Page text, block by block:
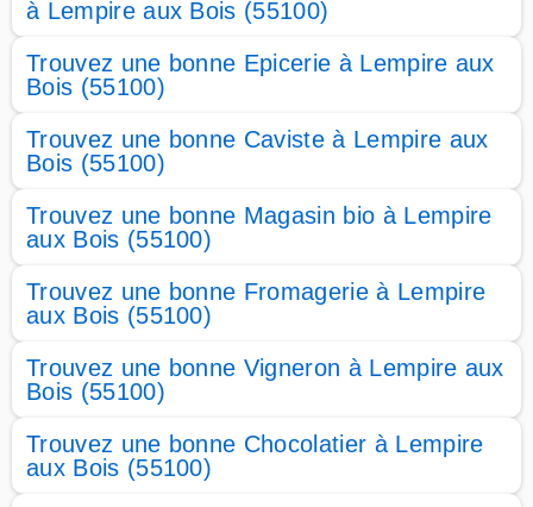
à Lempire aux Bois (55100)
Trouvez une bonne Epicerie à Lempire aux
Bois (55100)
Trouvez une bonne Caviste à Lempire aux
Bois (55100)
Trouvez une bonne Magasin bio à Lempire
aux Bois (55100)
Trouvez une bonne Fromagerie à Lempire
aux Bois (55100)
Trouvez une bonne Vigneron à Lempire aux
Bois (55100)
Trouvez une bonne Chocolatier à Lempire
aux Bois (55100)